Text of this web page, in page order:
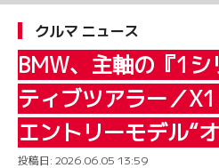
クルマ ニュース
BMW、主軸の『1シ
ティブツアラー／
エントリーモデル“
投稿日: 2026.06.05 13:59